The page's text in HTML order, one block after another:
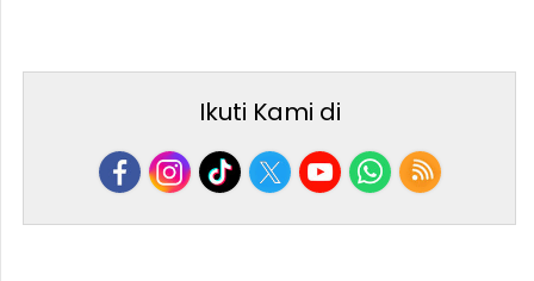
Ikuti Kami di